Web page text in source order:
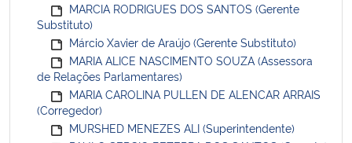
MARCIA RODRIGUES DOS SANTOS (Gerente
Substituto)
Márcio Xavier de Araújo (Gerente Substituto)
MARIA ALICE NASCIMENTO SOUZA (Assessora
de Relações Parlamentares)
MARIA CAROLINA PULLEN DE ALENCAR ARRAIS
(Corregedor)
MURSHED MENEZES ALI (Superintendente)